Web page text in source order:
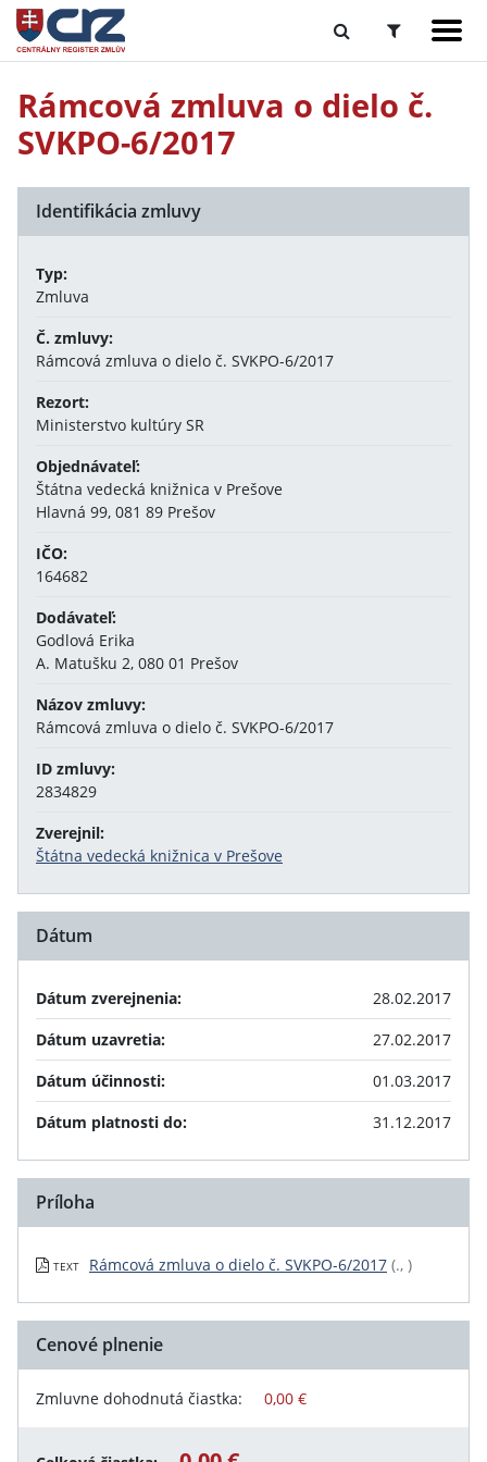
Rámcová zmluva o dielo č.
SVKPO-6/2017
Identifikácia zmluvy
Typ:
Zmluva
Č. zmluvy:
Rámcová zmluva o dielo č. SVKPO-6/2017
Rezort:
Ministerstvo kultúry SR
Objednávateľ:
Štátna vedecká knižnica v Prešove
Hlavná 99, 081 89 Prešov
IČO:
164682
Dodávateľ:
Godlová Erika
A. Matušku 2, 080 01 Prešov
Názov zmluvy:
Rámcová zmluva o dielo č. SVKPO-6/2017
ID zmluvy:
2834829
Zverejnil:
Štátna vedecká knižnica v Prešove
Dátum
Dátum zverejnenia:
28.02.2017
Dátum uzavretia:
27.02.2017
Dátum účinnosti:
01.03.2017
Dátum platnosti do:
31.12.2017
Príloha
TEXT Rámcová zmluva o dielo č. SVKPO-6/2017 (., )
Cenové plnenie
Zmluvne dohodnutá čiastka: 0,00 €